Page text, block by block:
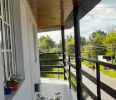
van 4,86 op 5,